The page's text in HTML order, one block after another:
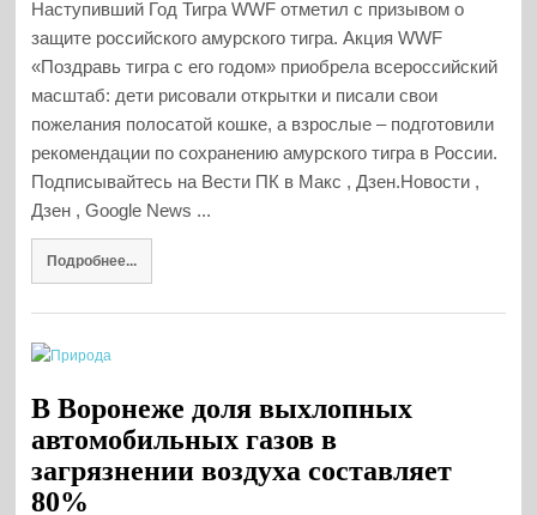
Наступивший Год Тигра WWF отметил с призывом о
защите российского амурского тигра. Акция WWF
«Поздравь тигра с его годом» приобрела всероссийский
масштаб: дети рисовали открытки и писали свои
пожелания полосатой кошке, а взрослые – подготовили
рекомендации по сохранению амурского тигра в России.
Подписывайтесь на Вести ПК в Макс , Дзен.Новости ,
Дзен , Google News ...
Подробнее...
В Воронеже доля выхлопных
автомобильных газов в
загрязнении воздуха составляет
80%